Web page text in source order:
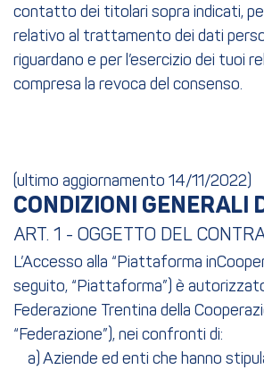
contatto dei titolari sopra indicati,
relativo al trattamento dei dati
riguardano e per l’esercizio dei tuoi
compresa la revoca del consenso.
(ultimo aggiornamento 14/11/2022)
CONDIZIONI GENERALI
ART. 1 - OGGETTO DEL
L’Accesso alla “Piattaforma
seguito, “Piattaforma”) è
Federazione Trentina della
“Federazione”), nei confronti di:
a) Aziende ed enti che hanno